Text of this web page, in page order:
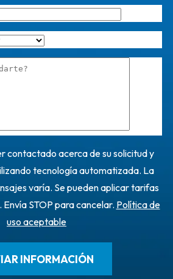
contactado acerca de su solicitud y
tecnología automatizada. La
varía. Se pueden aplicar tarifas
STOP para cancelar. Política de
uso aceptable